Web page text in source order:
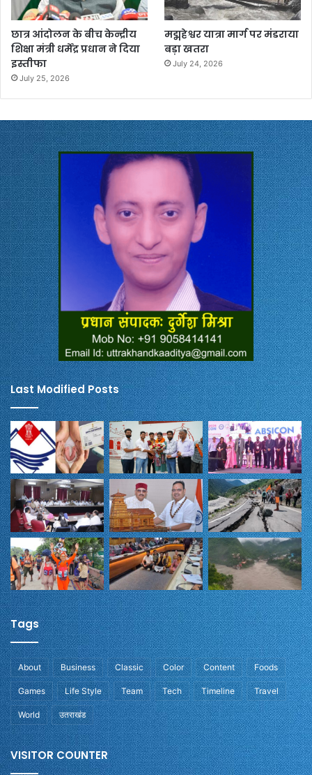
छात्र आंदोलन के बीच केन्द्रीय
शिक्षा मंत्री धर्मेंद्र प्रधान ने दिया
इस्तीफा
July 25, 2026
मद्महेश्वर यात्रा मार्ग पर मंडराया
बड़ा खतरा
July 24, 2026
Last Modified Posts
Tags
About Business Classic Color Content Foods
Games Life Style Team Tech Timeline Travel
World उतराखंड
VISITOR COUNTER